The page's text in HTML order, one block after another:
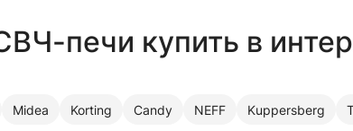
печи купить в
Midea Korting Candy NEFF Kuppersberg